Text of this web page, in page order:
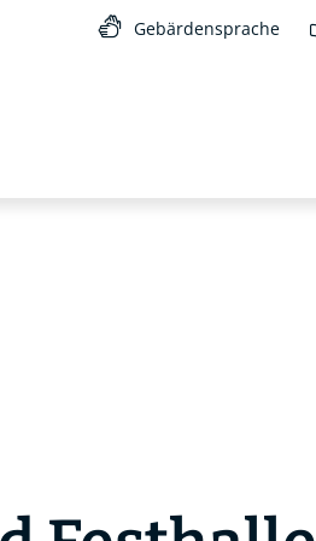
Gebärdensprache